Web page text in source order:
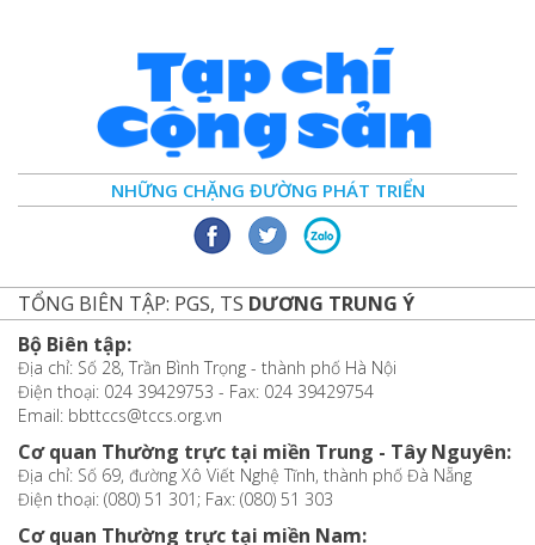
NHỮNG CHẶNG ĐƯỜNG PHÁT TRIỂN
TỔNG BIÊN TẬP: PGS, TS DƯƠNG TRUNG Ý
Bộ Biên tập:
Địa chỉ: Số 28, Trần Bình Trọng - thành phố Hà Nội
Điện thoại: 024 39429753 - Fax: 024 39429754
Email: bbttccs@tccs.org.vn
Cơ quan Thường trực tại miền Trung - Tây Nguyên:
Địa chỉ: Số 69, đường Xô Viết Nghệ Tĩnh, thành phố Đà Nẵng
Điện thoại: (080) 51 301; Fax: (080) 51 303
Cơ quan Thường trực tại miền Nam: